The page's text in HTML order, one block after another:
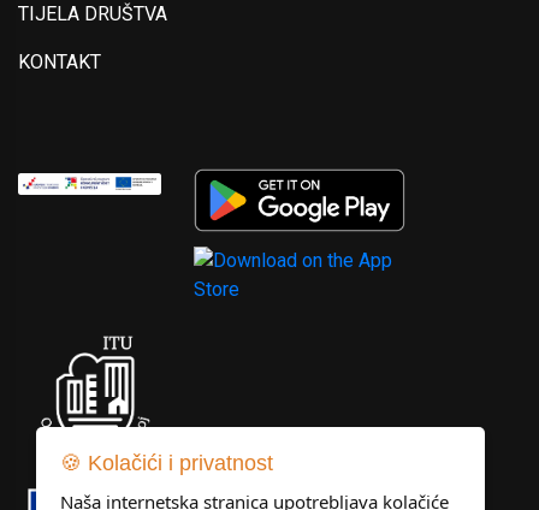
TIJELA DRUŠTVA
KONTAKT
🍪 Kolačići i privatnost
Naša internetska stranica upotrebljava kolačiće